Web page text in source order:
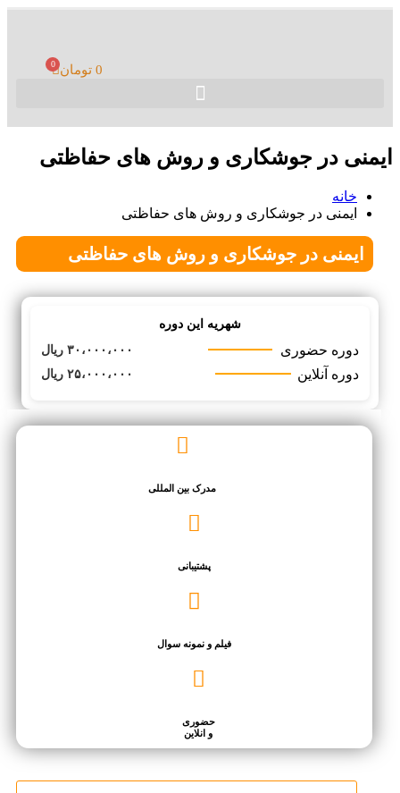
0 تومان 0
ایمنی در جوشکاری و روش های حفاظتی
خانه
ایمنی در جوشکاری و روش های حفاظتی
ایمنی در جوشکاری و روش های حفاظتی
شهریه این دوره
۳۰،۰۰۰،۰۰۰ ریال دوره حضوری
۲۵،۰۰۰،۰۰۰ ریال دوره آنلاین
مدرک بین المللی
پشتیبانی
فیلم و نمونه سوال
حضوری
و انلاین